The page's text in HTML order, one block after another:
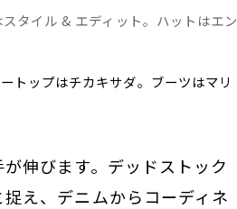
タイル & エディット。ハットはエン
トップはチカキサダ。ブーツはマリ
伸びます。デッドストック
え、デニムからコーディネ